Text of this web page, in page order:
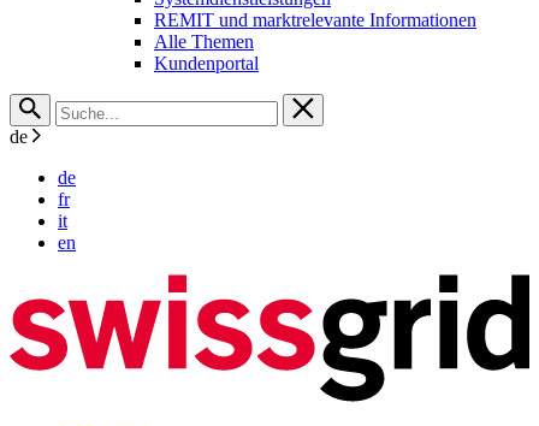
REMIT und marktrelevante Informationen
Alle Themen
Kundenportal
de
de
fr
it
en